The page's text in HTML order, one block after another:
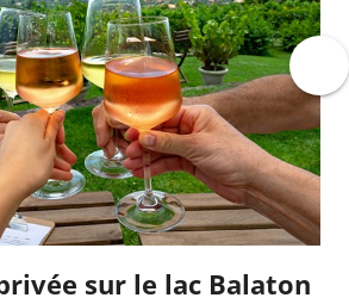
sur le lac Balaton